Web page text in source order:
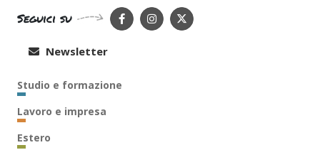
Seguici su
Newsletter
Studio e formazione
Lavoro e impresa
Estero